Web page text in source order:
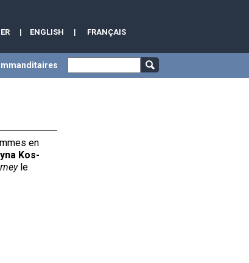
FRANÇAIS
|
ENGLISH
|
en
Kos-
le